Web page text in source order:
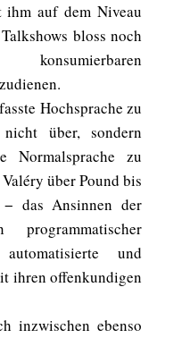
ihm auf dem Niveau
bloss noch
Hochsprache zu
über, sondern
Normalsprache zu
über Pound bis
das Ansinnen der
und
ihren offenkundigen
inzwischen ebenso